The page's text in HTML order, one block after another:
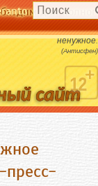
для
- это наука забывать
ненужное.
(Антисфен)
пресс-